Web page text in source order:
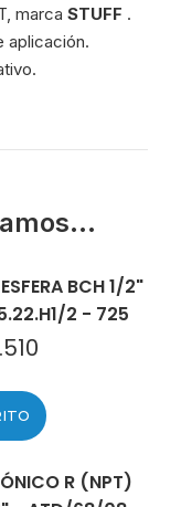
marca STUFF .
aplicación.
BCH 1/2"
2 - 725
R (NPT)